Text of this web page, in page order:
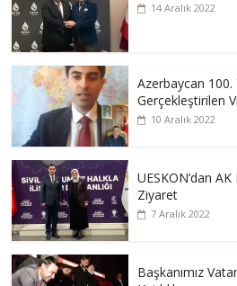
14 Aralık 2022
Azerbaycan 100.
Gerçekleştirilen
10 Aralık 2022
UESKON’dan
Ziyaret
7 Aralık 2022
Başkanımız